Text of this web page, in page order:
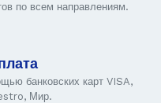
по всем направлениям.
банковских карт VISA,
Мир.